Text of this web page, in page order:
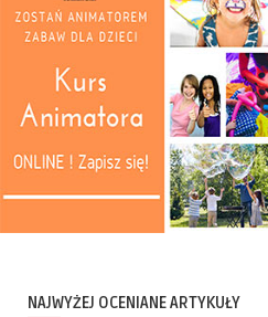
NAJWYŻEJ OCENIANE ARTYKUŁY